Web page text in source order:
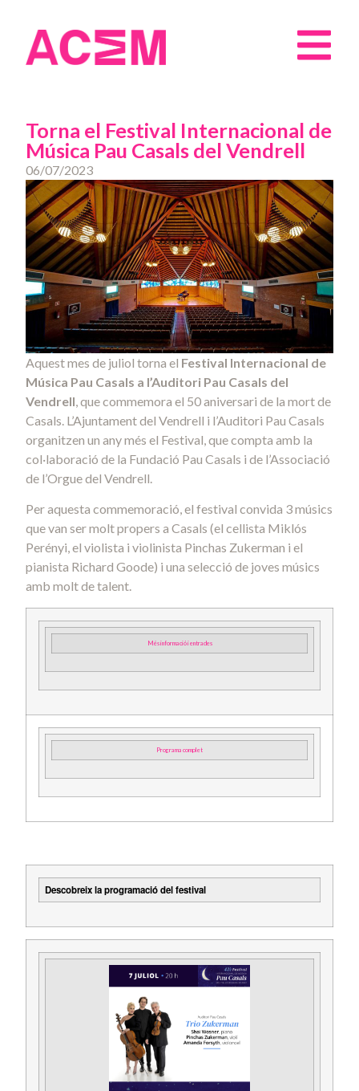
Torna el Festival Internacional de
Música Pau Casals del Vendrell
06/07/2023
Aquest mes de juliol torna el Festival Internacional de
Música Pau Casals a l’Auditori Pau Casals del
Vendrell, que commemora el 50 aniversari de la mort de
Casals. L’Ajuntament del Vendrell i l’Auditori Pau Casals
organitzen un any més el Festival, que compta amb la
col·laboració de la Fundació Pau Casals i de l’Associació
de l’Orgue del Vendrell.
Per aquesta commemoració, el festival convida 3 músics
que van ser molt propers a Casals (el cellista Miklós
Perényi, el violista i violinista Pinchas Zukerman i el
pianista Richard Goode) i una selecció de joves músics
amb molt de talent.
Més informació i entrades
Programa complet
Descobreix la programació del festival